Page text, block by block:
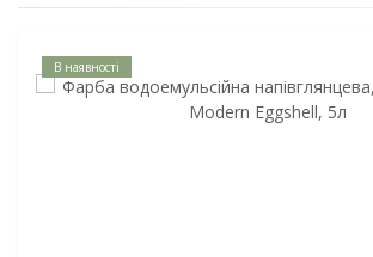
В наявності